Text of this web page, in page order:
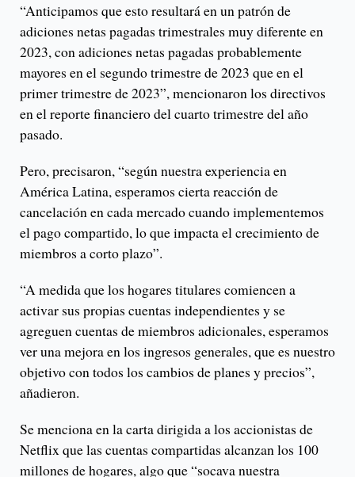
“Anticipamos que esto resultará en un patrón de
adiciones netas pagadas trimestrales muy diferente en
2023, con adiciones netas pagadas probablemente
mayores en el segundo trimestre de 2023 que en el
primer trimestre de 2023”, mencionaron los directivos
en el reporte financiero del cuarto trimestre del año
pasado.
Pero, precisaron, “según nuestra experiencia en
América Latina, esperamos cierta reacción de
cancelación en cada mercado cuando implementemos
el pago compartido, lo que impacta el crecimiento de
miembros a corto plazo”.
“A medida que los hogares titulares comiencen a
activar sus propias cuentas independientes y se
agreguen cuentas de miembros adicionales, esperamos
ver una mejora en los ingresos generales, que es nuestro
objetivo con todos los cambios de planes y precios”,
añadieron.
Se menciona en la carta dirigida a los accionistas de
Netflix que las cuentas compartidas alcanzan los 100
millones de hogares, algo que “socava nuestra